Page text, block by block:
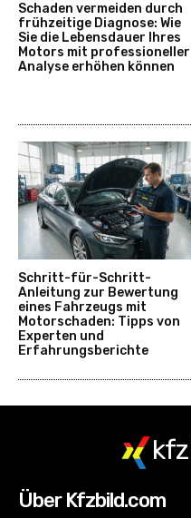
Schaden vermeiden durch
frühzeitige Diagnose: Wie
Sie die Lebensdauer Ihres
Motors mit professioneller
Analyse erhöhen können
Schritt-für-Schritt-
Anleitung zur Bewertung
eines Fahrzeugs mit
Motorschaden: Tipps von
Experten und
Erfahrungsberichte
kfz
Über Kfzbild.com